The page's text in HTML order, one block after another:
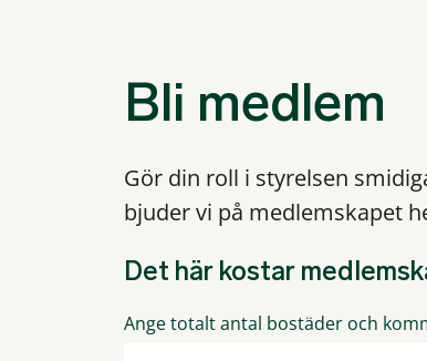
Bli medlem
Gör din roll i styrelsen
bjuder vi på medlemskapet
Det här kostar
Ange totalt antal bostäder och